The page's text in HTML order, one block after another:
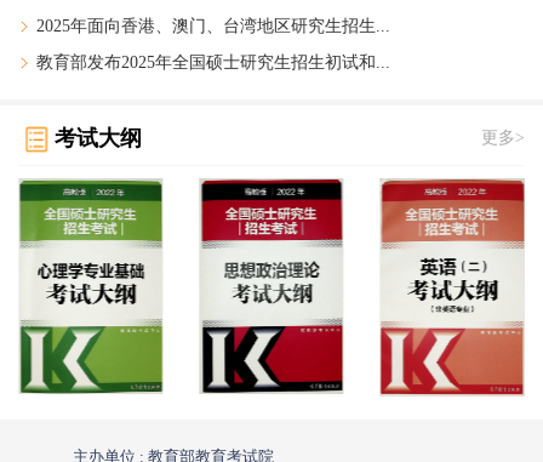
2025年面向香港、澳门、台湾地区研究生招生...
教育部发布2025年全国硕士研究生招生初试和...
考试大纲 更多>
主办单位 : 教育部教育考试院